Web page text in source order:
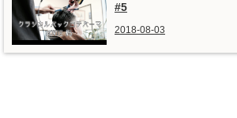
#5
2018-08-03